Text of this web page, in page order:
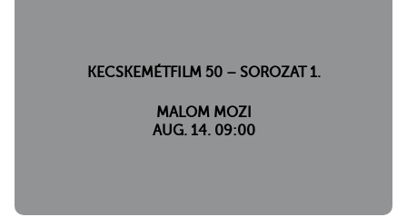
KECSKEMÉTFILM 50 – SOROZAT 1.
MALOM MOZI
AUG. 14. 09:00